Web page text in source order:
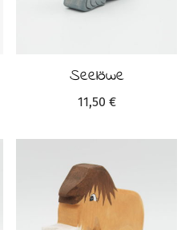
Seelöwe
11,50 €